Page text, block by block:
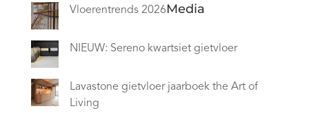
Vloerentrends 2026
NIEUW: Sereno kwartsiet gietvloer
Lavastone gietvloer jaarboek the Art of
Living
Media